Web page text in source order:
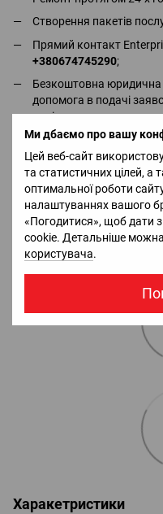
Ми дбаємо про вашу
Цей веб-сайт
та статистичних цілей, а
оптимальної роботи
налаштуваннях вашого
«Погодитися», щоб дати
cookie. Детальніше
користувача.
Створення пакетів
Прямий контакт
+380674745290;
Безкоштовна юридична
допомога в подачі
повітряного простору;
Допомога в підготовці
Харакетристики